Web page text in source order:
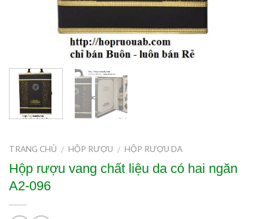
TRANG CHỦ / HỘP RƯỢU / HỘP RƯỢU DA
Hộp rượu vang chất liệu da có hai ngăn
A2-096